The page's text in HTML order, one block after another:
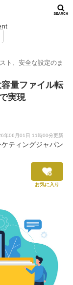
ト、安全な設定のま
量ファイル転
実現
年06月01日 11時00分更新
ティングジャパン
お気に入り